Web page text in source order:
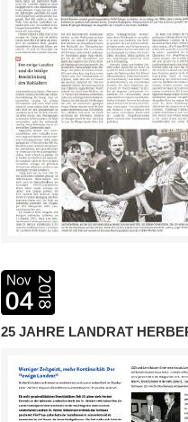
25 JAHRE LANDRAT